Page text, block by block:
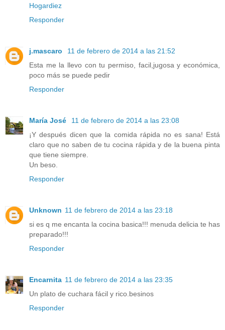
Hogardiez
Responder
j.mascaro
11 de febrero de 2014 a las 21:52
Esta me la llevo con tu permiso, facil,jugosa y económica,
poco más se puede pedir
Responder
María José
11 de febrero de 2014 a las 23:08
¡Y después dicen que la comida rápida no es sana! Está
claro que no saben de tu cocina rápida y de la buena pinta
que tiene siempre.
Un beso.
Responder
Unknown 11 de febrero de 2014 a las 23:18
si es q me encanta la cocina basica!!! menuda delicia te has
preparado!!!
Responder
Encarnita 11 de febrero de 2014 a las 23:35
Un plato de cuchara fácil y rico.besinos
Responder